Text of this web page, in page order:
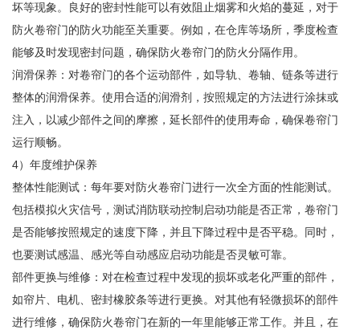
坏等现象。良好的密封性能可以有效阻止烟雾和火焰的蔓延，对于
防火卷帘门的防火功能至关重要。例如，在仓库等场所，季度检查
能够及时发现密封问题，确保防火卷帘门的防火分隔作用。
润滑保养：对卷帘门的各个运动部件，如导轨、卷轴、链条等进行
整体的润滑保养。使用合适的润滑剂，按照规定的方法进行涂抹或
注入，以减少部件之间的摩擦，延长部件的使用寿命，确保卷帘门
运行顺畅。
4）年度维护保养
整体性能测试：每年要对防火卷帘门进行一次全方面的性能测试。
包括模拟火灾信号，测试消防联动控制启动功能是否正常，卷帘门
是否能够按照规定的速度下降，并且下降过程中是否平稳。同时，
也要测试感温、感光等自动感应启动功能是否灵敏可靠。
部件更换与维修：对在检查过程中发现的损坏或老化严重的部件，
如帘片、电机、密封橡胶条等进行更换。对其他有轻微损坏的部件
进行维修，确保防火卷帘门在新的一年里能够正常工作。并且，在